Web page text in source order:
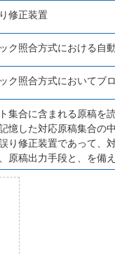
修正装置
ク照合方式における自
ク照合方式においてブ
集合に含まれる原稿を
憶した対応原稿集合の
り修正装置であって、
原稿出力手段と、を備